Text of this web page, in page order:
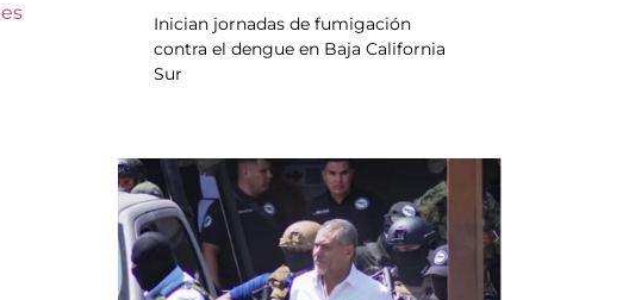
Inician jornadas de fumigación
contra el dengue en Baja California
Sur